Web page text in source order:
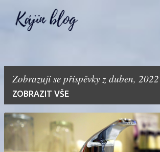
Zobrazují se příspěvky z duben, 2022
ZOBRAZIT VŠE
P